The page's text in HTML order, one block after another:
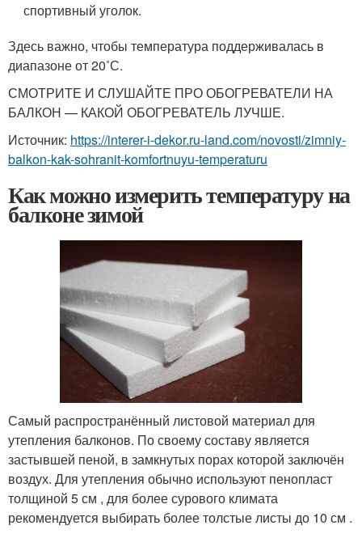
спортивный уголок.
Здесь важно, чтобы температура поддерживалась в
диапазоне от 20˚С.
СМОТРИТЕ И СЛУШАЙТЕ ПРО ОБОГРЕВАТЕЛИ НА
БАЛКОН — КАКОЙ ОБОГРЕВАТЕЛЬ ЛУЧШЕ.
Источник: https://interer-i-dekor.ru-land.com/novosti/zimniy-
balkon-kak-sohranit-komfortnuyu-temperaturu
Как можно измерить температуру на
балконе зимой
Самый распространённый листовой материал для
утепления балконов. По своему составу является
застывшей пеной, в замкнутых порах которой заключён
воздух. Для утепления обычно используют пенопласт
толщиной 5 см , для более сурового климата
рекомендуется выбирать более толстые листы до 10 см .